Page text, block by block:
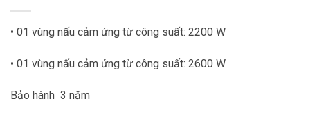
• 01 vùng nấu cảm ứng từ công suất: 2200 W
• 01 vùng nấu cảm ứng từ công suất: 2600 W
Bảo hành 3 năm